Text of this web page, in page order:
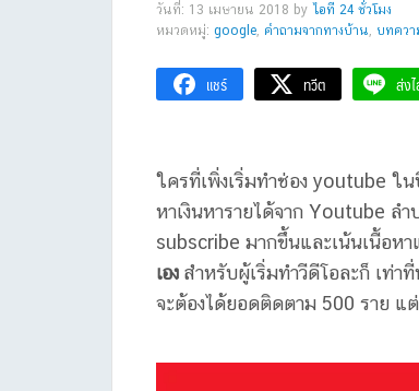
วันที่: 13 เมษายน 2018 by ไอที 24 ชั่วโมง
หมวดหมู่: google, คำถามจากทางบ้าน, บทควา
แชร์ ทวีต ส่ง
ใครที่เพิ่งเริ่มทำช่อง youtube ใ
หาเงินหารายได้จาก Youtube ล
subscribe มากขึ้นและเน้นเนื้อห
เองสำหรับผู้เริ่มทำวีดีโอละก็ เท่าที่
จะต้องได้ยอดติดตาม 500 ราย